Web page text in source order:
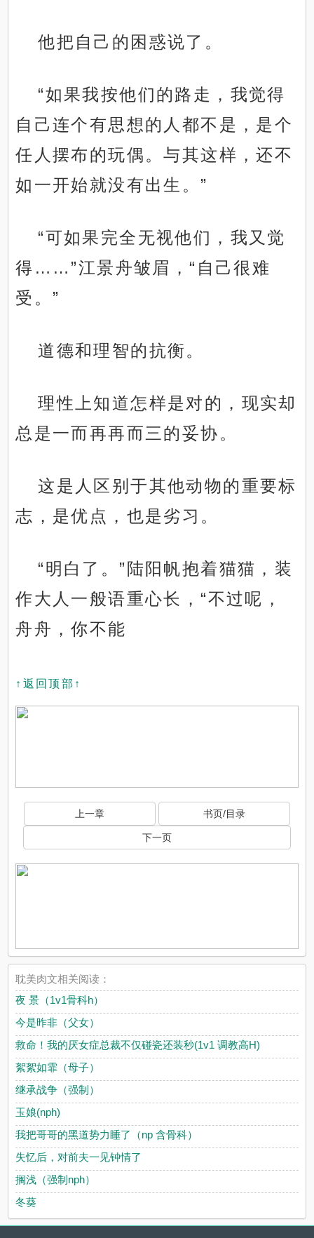
他把自己的困惑说了。
“如果我按他们的路走，我觉得
自己连个有思想的人都不是，是个
任人摆布的玩偶。与其这样，还不
如一开始就没有出生。”
“可如果完全无视他们，我又觉
得……”江景舟皱眉，“自己很难
受。”
道德和理智的抗衡。
理性上知道怎样是对的，现实却
总是一而再再而三的妥协。
这是人区别于其他动物的重要标
志，是优点，也是劣习。
“明白了。”陆阳帆抱着猫猫，装
作大人一般语重心长，“不过呢，
舟舟，你不能
↑返回顶部↑
上一章 书页/目录
下一页
耽美肉文相关阅读：
夜 景（1v1骨科h）
今是昨非（父女）
救命！我的厌女症总裁不仅碰瓷还装秒(1v1 调教高H)
絮絮如霏（母子）
继承战争（强制）
玉娘(nph)
我把哥哥的黑道势力睡了（np 含骨科）
失忆后，对前夫一见钟情了
搁浅（强制nph）
冬葵